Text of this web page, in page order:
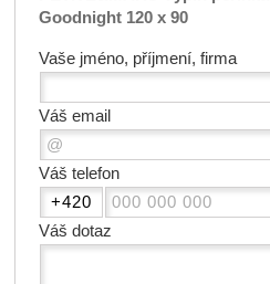
Goodnight 120 x 90
Vaše jméno, příjmení, firma
Váš email
Váš telefon
Váš dotaz